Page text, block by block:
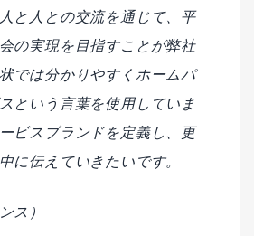
と人との交流を通じて、平
の実現を目指すことが弊社
では分かりやすくホームパ
という言葉を使用していま
ビスブランドを定義し、更
に伝えていきたいです。
ス）